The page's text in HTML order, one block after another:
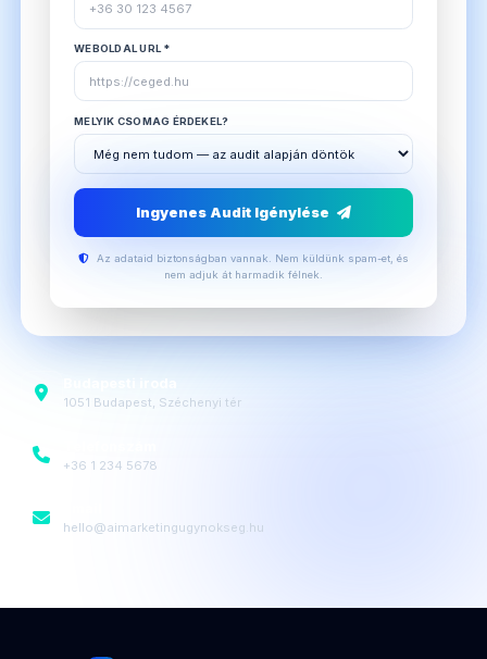
WEBOLDAL URL *
MELYIK CSOMAG ÉRDEKEL?
Ingyenes Audit Igénylése
Az adataid biztonságban vannak. Nem küldünk spam-et, és
nem adjuk át harmadik félnek.
1051 Budapest, Széchenyi tér
+36 1 234 5678
hello@aimarketingugynokseg.hu